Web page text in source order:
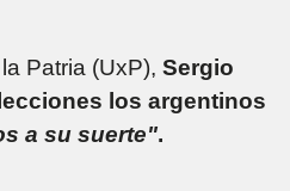
Patria (UxP), Sergio
los argentinos
a su suerte".